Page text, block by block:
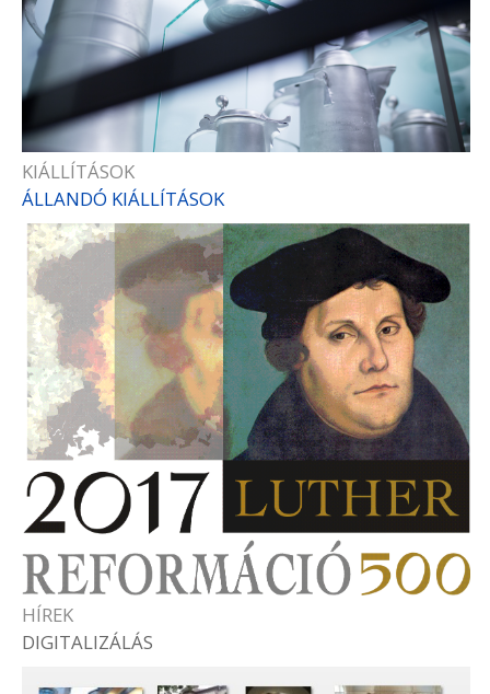
KIÁLLÍTÁSOK
ÁLLANDÓ KIÁLLÍTÁSOK
HÍREK
DIGITALIZÁLÁS